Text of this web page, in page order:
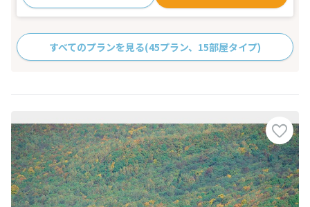
すべてのプランを見る(45プラン、15部屋タイプ)